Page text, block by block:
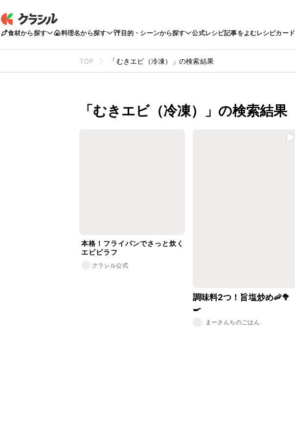
食材から探す 料理名から探す 目的・シーンから探す 公式レシピ記事をよむレシピカード
TOP 「むきエビ（冷凍）」の検索結果
「むきエビ（冷凍）」の検索結果
本格！フライパンでさっと炊く
エビピラフ
クラシル公式
調味料2つ！旨塩炒め🦐🥦
🍳
まーさんちのごはん